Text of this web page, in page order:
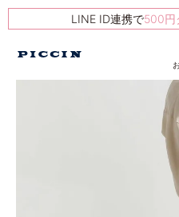
LINE ID連携で500円